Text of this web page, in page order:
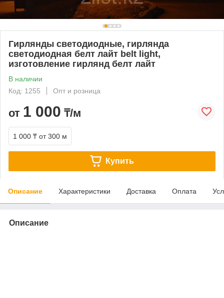
Гирлянды светодиодные, гирлянда
светодиодная белт лайт belt light,
изготовление гирлянд белт лайт
В наличии
Код: 1255
Опт и розница
от 1 000 ₸/м
1 000 ₸ от 300 м
Купить
Описание Характеристики Доставка Оплата
Описание